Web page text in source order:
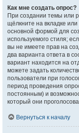
Как мне создать опрос?
При создании темы или
щёлкните на вкладке
основной формой для
используемого стиля;
вы не имеете прав на
два варианта ответа в
вариант находится на
можете задать
пользователи при
период проведения
постоянным) и
который они
Вернуться к началу